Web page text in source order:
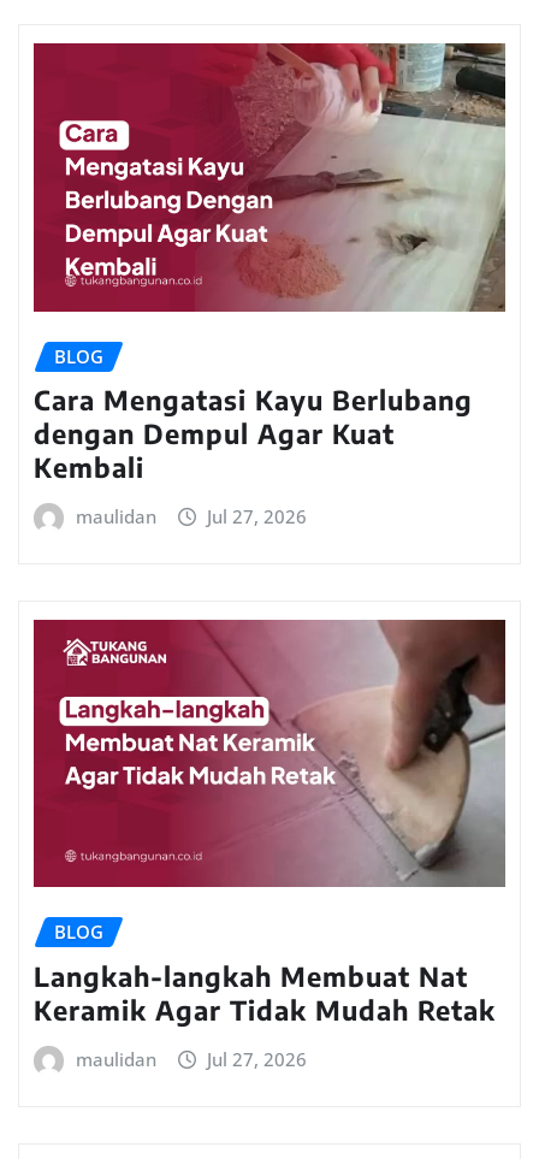
BLOG
Cara Mengatasi Kayu Berlubang
dengan Dempul Agar Kuat
Kembali
maulidan Jul 27, 2026
BLOG
Langkah-langkah Membuat Nat
Keramik Agar Tidak Mudah Retak
maulidan Jul 27, 2026